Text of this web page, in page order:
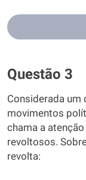
Questão 3
Considerada
movimentos
chama a
revoltosos.
revolta: